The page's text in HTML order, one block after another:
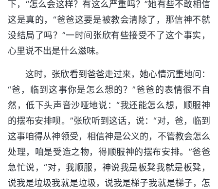
下，“怎么会这样？有这么严重吗？”她有些不敢相信
这是真的，“爸爸这要是被教会清除了，那信神不就
没结局了吗？”一时间张欣有些接受不了这个事实，
心里说不出是什么滋味。
这时，张欣看到爸爸走过来，她心情沉重地问：
“爸，临到这事你是怎么想的？”爸爸的表情很不自
然，低下头声音沙哑地说：“我还能怎么想，顺服神
的摆布安排呗。”张欣听到这话，说：“对，爸，临到
这事咱得从神领受，相信神是公义的，不管教会怎么
处理，咱是受造之物，得顺服神的摆布安排。”爸爸
急忙说，“对，我顺服，神说我是板凳我就是板凳，
说我是垃圾我就是垃圾，说我是梯子我就是梯子，怎